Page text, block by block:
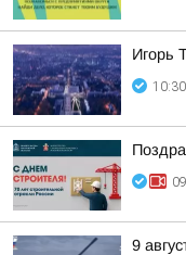
Игорь
10:30
9